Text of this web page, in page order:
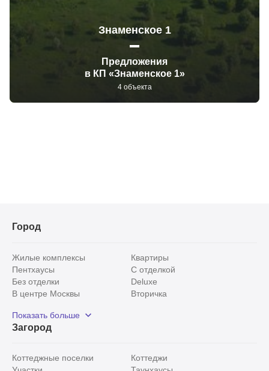
Знаменское 1
Предложения
в КП «Знаменское 1»
4 объекта
Город
Жилые комплексы
Квартиры
Пентхаусы
С отделкой
Без отделки
Deluxe
В центре Москвы
Вторичка
Рядом с парком
С панорамными окнами
Показать больше
Загород
Коттеджные поселки
Коттеджи